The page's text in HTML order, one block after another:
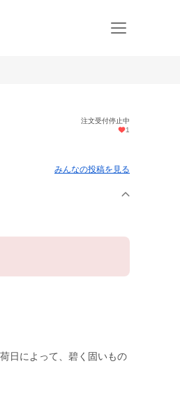
注文受付停止中
1
みんなの投稿を見る
日によって、碧く固いもの